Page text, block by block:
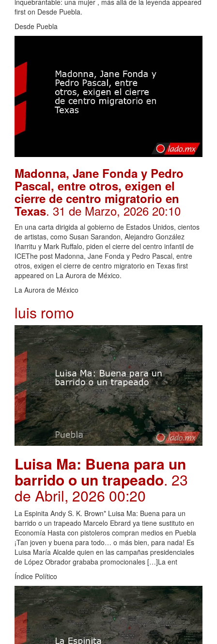
inquebrantable: una mujer , más allá de la leyenda appeared
first on Desde Puebla.
Desde Puebla
Madonna, Jane Fonda y Pedro
Pascal, entre otros, exigen el
cierre de centro migratorio en
Texas. 31 de Marzo, 2026 20:10
En una carta dirigida al gobierno de Estados Unidos, cientos
de artistas, como Susan Sarandon, Alejandro González
Iñarritu y Mark Ruffalo, piden el cierre del centro infantil de
ICEThe post Madonna, Jane Fonda y Pedro Pascal, entre
otros, exigen el cierre de centro migratorio en Texas first
appeared on La Aurora de México.
La Aurora de México
luis romo
Luisa Ma: Buena para un
barrido o un trapeado. 23
de Abril, 2026 00:20
La Espinita Andy S. K. Brown* Luisa Ma: Buena para un
barrido o un trapeado Marcelo Ebrard ya tiene sustituto en
Economía Hasta con pistoleros compran medios en Puebla
¡Tan joven y buena para todo… o más bien, para nada! Es
Luisa María Alcalde quien en las campañas presidenciales
de López Obrador grababa promocionales […]La ent
Índice Político